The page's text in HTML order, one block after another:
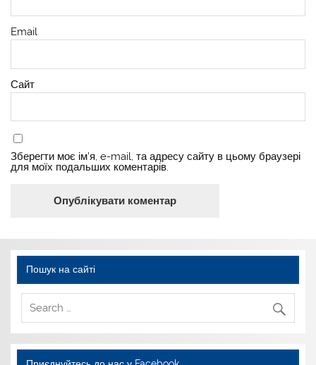
Email
Сайт
Зберегти моє ім'я, e-mail, та адресу сайту в цьому браузері
для моїх подальших коментарів.
Пошук на сайті